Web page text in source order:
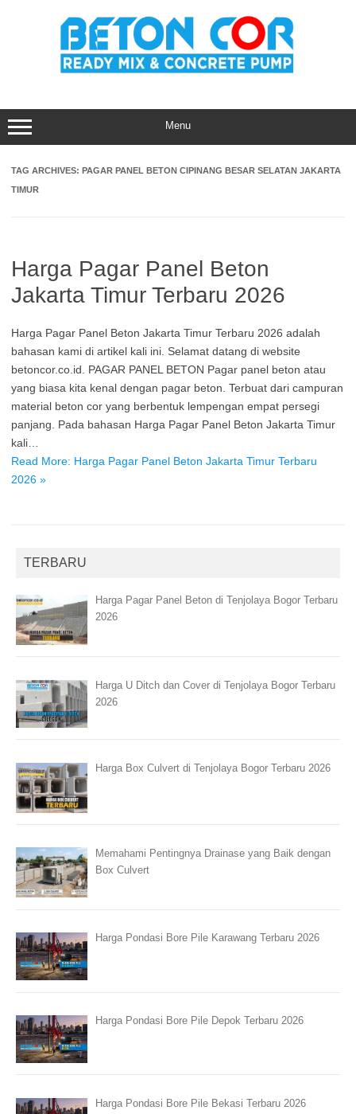
Menu
TAG ARCHIVES: PAGAR PANEL BETON CIPINANG BESAR SELATAN JAKARTA
TIMUR
Harga Pagar Panel Beton
Jakarta Timur Terbaru 2026
Harga Pagar Panel Beton Jakarta Timur Terbaru 2026 adalah
bahasan kami di artikel kali ini. Selamat datang di website
betoncor.co.id. PAGAR PANEL BETON Pagar panel beton atau
yang biasa kita kenal dengan pagar beton. Terbuat dari campuran
material beton cor yang berbentuk lempengan empat persegi
panjang. Pada bahasan Harga Pagar Panel Beton Jakarta Timur
kali…
Read More: Harga Pagar Panel Beton Jakarta Timur Terbaru
2026 »
TERBARU
Harga Pagar Panel Beton di Tenjolaya Bogor Terbaru
2026
Harga U Ditch dan Cover di Tenjolaya Bogor Terbaru
2026
Harga Box Culvert di Tenjolaya Bogor Terbaru 2026
Memahami Pentingnya Drainase yang Baik dengan
Box Culvert
Harga Pondasi Bore Pile Karawang Terbaru 2026
Harga Pondasi Bore Pile Depok Terbaru 2026
Harga Pondasi Bore Pile Bekasi Terbaru 2026